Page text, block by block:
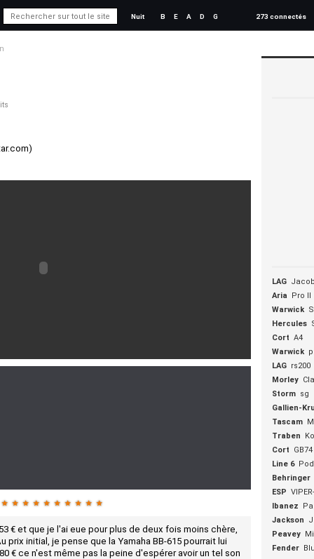
Nuit B E A D G 273 connectés
★ ★ ★ ★ ★ ★ ★ ★ ★ ★
€ et que je l'ai eue pour plus de deux fois moins chère,
initial, je pense que la Yamaha BB-615 pourrait lui
€ ce n'est même pas la peine d'espérer avoir un tel son
LAG
Aria
Pro II
Warwick
Hercules
Cort A4
Warwick
LAG rs200
Morley
Storm sg
Gallien-
Tascam
Traben
Cort
Line 6
Behringer
ESP
Ibanez
Jackson
Peavey
Fender